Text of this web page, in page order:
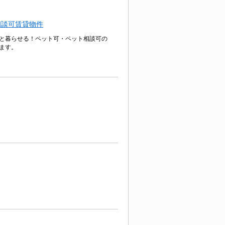
可賃貸物件
暮らせる！ペット可・ペット相談可の
す。